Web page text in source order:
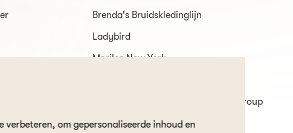
om gepersonaliseerde inhoud en
Brenda's Bruidskledinglijn
Ladybird
Morilee New York
White One by Pronovias Fashion Group